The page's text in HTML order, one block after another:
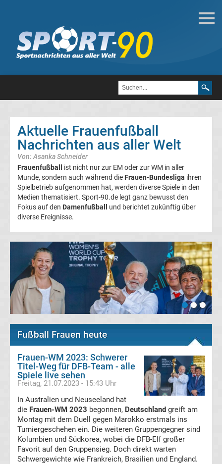
Fußball
Bundesliga
3.
Liga
DFB-
Pokal
League
Europa
League
Europa
Conference
League
Premier
League
La
Aktuelle Frauenfußball
Nachrichten aus aller Welt
Von: Asanka Schneider
Frauenfußball
ist nicht nur zur EM oder zur WM in aller
Munde, sondern auch während die Frauen-Bundesliga ihren
Spielbetrieb aufgenommen hat, werden diverse Spiele in den
Medien thematisiert. Sport-90.de legt ganz bewusst den
Fokus auf den Damenfußball
und berichtet zukünftig über
diverse Ereignisse.
Fußball Frauen heute
Frauen-WM 2023: Schwerer
Titel-Weg für DFB-Team - alle
Spiele live sehen
Freitag, 21.07.2023 - 15:43 Uhr
In Australien und Neuseeland hat
die Frauen-WM 2023 begonnen, Deutschland greift am
Montag mit dem Duell gegen Marokko erstmals ins
Turniergeschehen ein. Die weiteren Gruppengegner sind
Kolumbien und Südkorea, wobei die DFB-Elf großer
Favorit auf den Gruppensieg. Doch direkt warten
Schwergewichte wie Frankreich, Brasilien und England.